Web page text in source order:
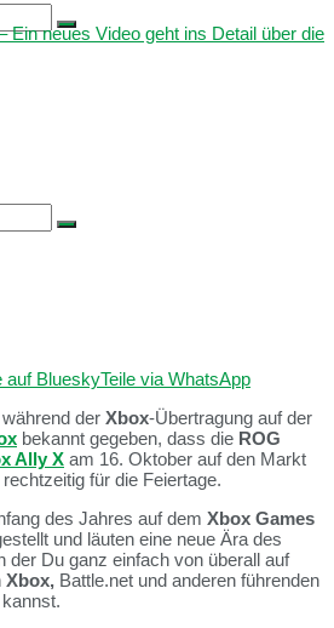
auf BlueskyTeile via WhatsApp
der Xbox-Übertragung auf der
bekannt gegeben, dass die ROG
Ally X am 16. Oktober auf den Markt
für die Feiertage.
des Jahres auf dem Xbox Games
und läuten eine neue Ära des
der Du ganz einfach von überall auf
Xbox, Battle.net und anderen führenden